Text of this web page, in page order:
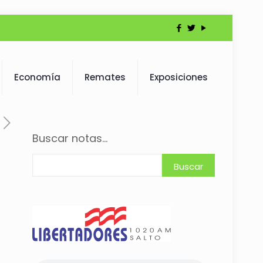
Economía Remates Exposiciones
Buscar notas...
Buscar